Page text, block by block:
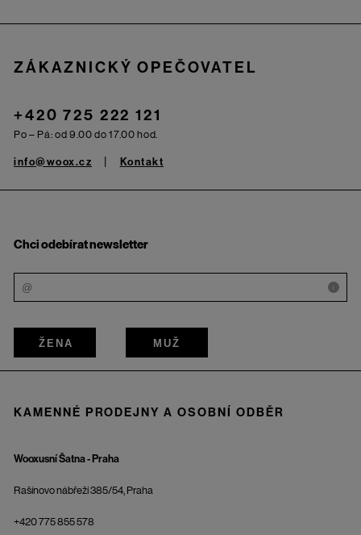
ZÁKAZNICKÝ OPEČOVATEL
+420 725 222 121
Po – Pá: od 9.00 do 17.00 hod.
info@woox.cz Kontakt
Chci odebírat newsletter
i
ŽENA MUŽ
KAMENNÉ PRODEJNY A OSOBNÍ ODBĚR
Wooxusní Šatna - Praha
Rašínovo nábřeží 385/54, Praha
+420 775 855 578